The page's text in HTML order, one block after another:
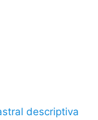
descriptiva